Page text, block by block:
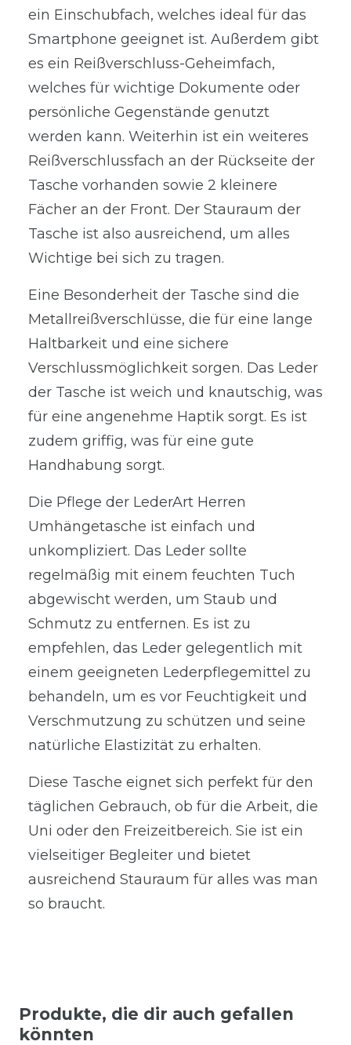
ein Einschubfach, welches ideal für das
Smartphone geeignet ist. Außerdem gibt
es ein Reißverschluss-Geheimfach,
welches für wichtige Dokumente oder
persönliche Gegenstände genutzt
werden kann. Weiterhin ist ein weiteres
Reißverschlussfach an der Rückseite der
Tasche vorhanden sowie 2 kleinere
Fächer an der Front. Der Stauraum der
Tasche ist also ausreichend, um alles
Wichtige bei sich zu tragen.
Eine Besonderheit der Tasche sind die
Metallreißverschlüsse, die für eine lange
Haltbarkeit und eine sichere
Verschlussmöglichkeit sorgen. Das Leder
der Tasche ist weich und knautschig, was
für eine angenehme Haptik sorgt. Es ist
zudem griffig, was für eine gute
Handhabung sorgt.
Die Pflege der LederArt Herren
Umhängetasche ist einfach und
unkompliziert. Das Leder sollte
regelmäßig mit einem feuchten Tuch
abgewischt werden, um Staub und
Schmutz zu entfernen. Es ist zu
empfehlen, das Leder gelegentlich mit
einem geeigneten Lederpflegemittel zu
behandeln, um es vor Feuchtigkeit und
Verschmutzung zu schützen und seine
natürliche Elastizität zu erhalten.
Diese Tasche eignet sich perfekt für den
täglichen Gebrauch, ob für die Arbeit, die
Uni oder den Freizeitbereich. Sie ist ein
vielseitiger Begleiter und bietet
ausreichend Stauraum für alles was man
so braucht.
Produkte, die dir auch gefallen
könnten